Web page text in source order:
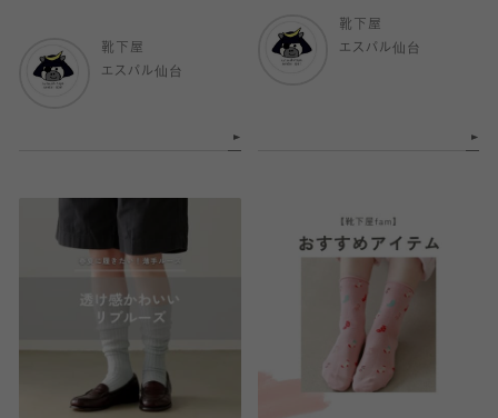
靴下屋
エスパル仙台
靴下屋
エスパル仙台